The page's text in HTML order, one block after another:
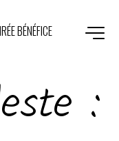
BÉNÉFICE